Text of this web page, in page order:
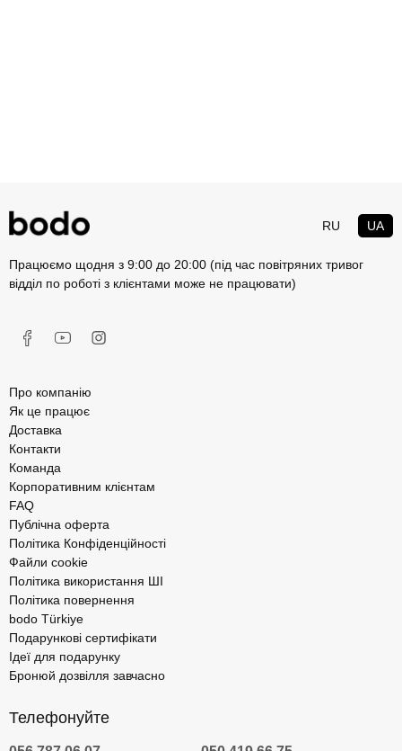
RU UA
Працюємо щодня з 9:00 до 20:00 (під час повітряних тривог
відділ по роботі з клієнтами може не працювати)
Про компанію
Як це працює
Доставка
Контакти
Команда
Корпоративним клієнтам
FAQ
Публічна оферта
Політика Конфіденційності
Файли cookie
Політика використання ШІ
Політика повернення
bodo Türkiye
Подарункові сертифікати
Ідеї для подарунку
Бронюй дозвілля завчасно
Телефонуйте